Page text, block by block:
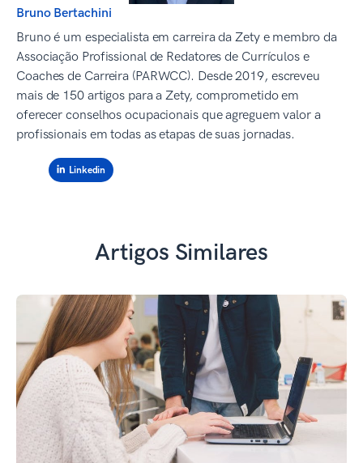
Bruno Bertachini
Bruno é um especialista em carreira da Zety e membro da
Associação Profissional de Redatores de Currículos e
Coaches de Carreira (PARWCC). Desde 2019, escreveu
mais de 150 artigos para a Zety, comprometido em
oferecer conselhos ocupacionais que agreguem valor a
profissionais em todas as etapas de suas jornadas.
Linkedin
Artigos Similares